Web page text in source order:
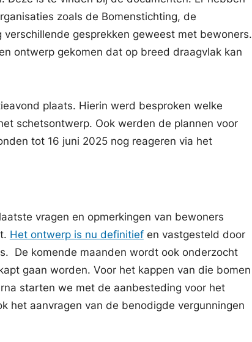
zoals de Bomenstichting, de
gesprekken geweest met bewoners.
ontwerp gekomen dat op breed draagvlak kan
plaats. Hierin werd besproken welke
schetsontwerp. Ook werden de plannen voor
tot 16 juni 2025 nog reageren via het
vragen en opmerkingen van bewoners
Het ontwerp is nu definitiefen vastgesteld door
De komende maanden wordt ook onderzocht
gaan worden. Voor het kappen van die bomen
starten we met de aanbesteding voor het
het aanvragen van de benodigde vergunningen